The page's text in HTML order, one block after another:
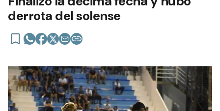
derrota del solense